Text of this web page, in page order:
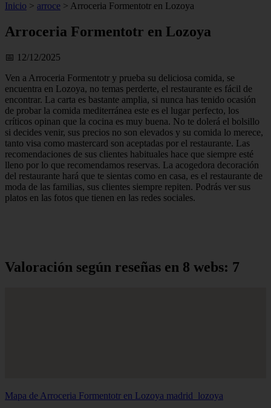
Inicio > arroce > Arroceria Formentotr en Lozoya
Arroceria Formentotr en Lozoya
📅 12/12/2025
Ven a Arroceria Formentotr y prueba su deliciosa comida, se
encuentra en Lozoya, no temas perderte, el restaurante es fácil de
encontrar. La carta es bastante amplia, si nunca has tenido ocasión
de probar la comida mediterránea este es el lugar perfecto, los
críticos opinan que la cocina es muy buena. No te dolerá el bolsillo
si decides venir, sus precios no son elevados y su comida lo merece,
tanto visa como mastercard son aceptadas por el restaurante. Las
recomendaciones de sus clientes habituales hace que siempre esté
lleno por lo que recomendamos reservas. La acogedora decoración
del restaurante hará que te sientas como en casa, es el restaurante de
moda de las familias, sus clientes siempre repiten. Podrás ver sus
platos en las fotos que tienen en las redes sociales.
Valoración según reseñas en 8 webs: 7
Mapa de Arroceria Formentotr en Lozoya madrid_lozoya